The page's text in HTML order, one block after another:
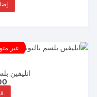
غير
انليفين